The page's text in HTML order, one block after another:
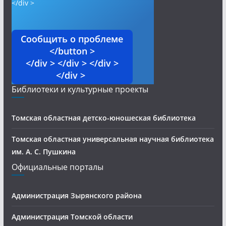
</div >
Сообщить о проблеме
</button >
</div > </div > </div >
</div >
Библиотеки и культурные проекты
Томская областная детско-юношеская библиотека
Томская областная универсальная научная библиотека
им. А. С. Пушкина
Официальные порталы
Администрация Зырянского района
Администрация Томской области